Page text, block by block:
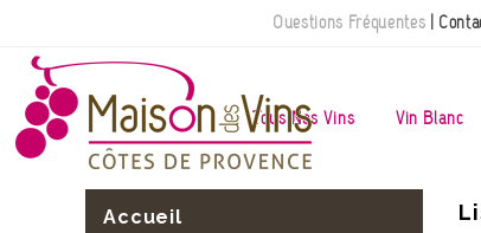
Questions Fréquentes |
Tous Nos Vins Vin Blanc
Accueil